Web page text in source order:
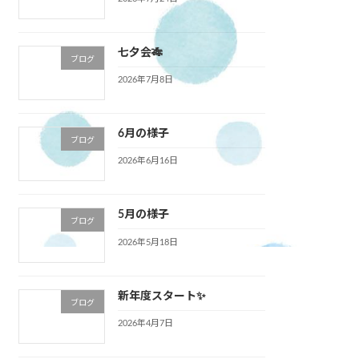
ブログ
七夕会🎋
2026年7月8日
ブログ
6月の様子
2026年6月16日
ブログ
5月の様子
2026年5月18日
ブログ
新年度スタート✨
2026年4月7日